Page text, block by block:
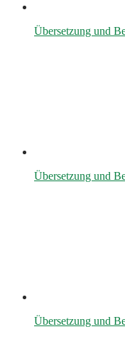
Übersetzung und
Übersetzung und
Übersetzung und